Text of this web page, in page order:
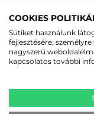
Kompatibilis-e a
vonalkódolvasó
Igen, a vonalkódolvasó
futtató eszközökkel is.
Használható-e
a
COOKIES
Sütiket használunk
fejlesztésére,
nagyszerű
kapcsolatos további